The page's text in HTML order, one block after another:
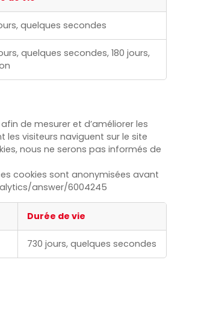
quelques secondes
quelques secondes, 180 jours,
de mesurer et d’améliorer les
visiteurs naviguent sur le site
nous ne serons pas informés de
cookies sont anonymisées avant
answer/6004245
Durée de vie
730 jours, quelques secondes